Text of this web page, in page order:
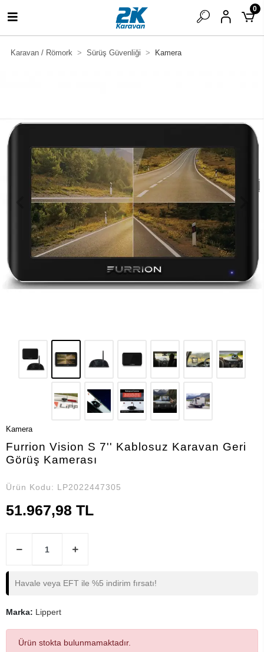
0
Karavan / Römork Sürüş Güvenliği Kamera
Kamera
Furrion Vision S 7'' Kablosuz Karavan Geri
Görüş Kamerası
Ürün Kodu: LP2022447305
51.967,98 TL
Havale veya EFT ile %5 indirim fırsatı!
Marka: Lippert
Ürün stokta bulunmamaktadır.